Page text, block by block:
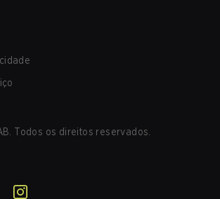
Todos os direitos reservados.